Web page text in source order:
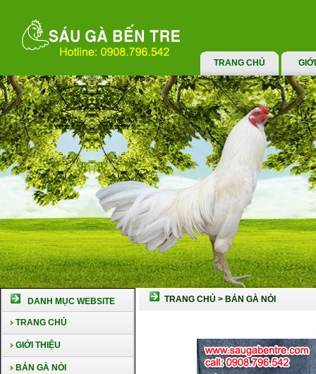
TRANG CHỦ
DANH MỤC WEBSITE
TRANG CHỦ
GIỚI THIỆU
BÁN GÀ NÒI
TRANG CHỦ > BÁN GÀ NÒI